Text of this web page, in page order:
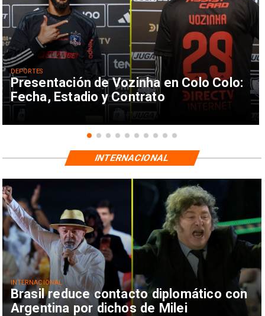
Presentación de Vozinha en Colo Colo:
Fecha, Estadio y Contrato
DEPORTES
Brasil reduce contacto diplomático con
Argentina por dichos de Milei
INTERNACIONAL
INTERNACIONAL